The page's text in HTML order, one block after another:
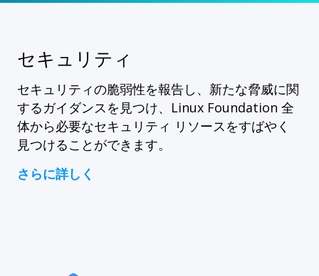
セキュリティ
セキュリティの脆弱性を報告し、新たな脅威に関
するガイダンスを見つけ、Linux Foundation 全
体から必要なセキュリティ リソースをすばやく
見つけることができます。
さらに詳しく